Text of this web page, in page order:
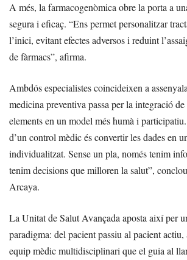
A més, la farmacogenòmica obre la porta a
segura i eficaç. “Ens permet personalitzar
l’inici, evitant efectes adversos i reduint
de fàrmacs”, afirma.
Ambdós especialistes coincideixen a
medicina preventiva passa per la integració de
elements en un model més humà i
d’un control mèdic és convertir les dades en
individualitzat. Sense un pla, només tenim
tenim decisions que milloren la salut”,
Arcaya.
La Unitat de Salut Avançada aposta així per
paradigma: del pacient passiu al pacient
equip mèdic multidisciplinari que el guia al